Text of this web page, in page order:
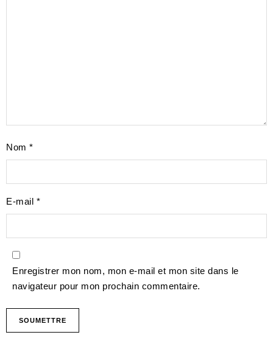
Nom *
E-mail *
Enregistrer mon nom, mon e-mail et mon site dans le
navigateur pour mon prochain commentaire.